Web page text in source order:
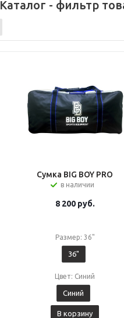
Каталог - фильтр
Сумка BIG BOY PRO
в наличии
8 200руб.
Размер: 36"
36"
Цвет: Синий
Синий
В корзину